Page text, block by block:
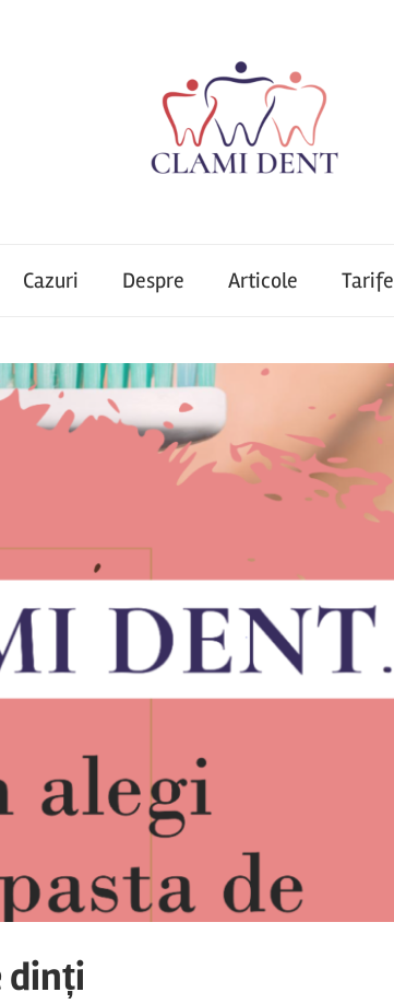
Cazuri Despre Articole Tarife
dinți